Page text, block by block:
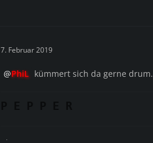
7. Februar 2019
PhiL kümmert sich da gerne drum.